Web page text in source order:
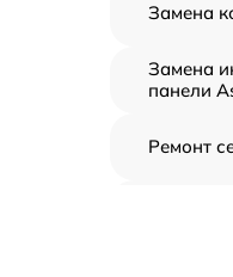
Замена
Замена
панели
Ремонт